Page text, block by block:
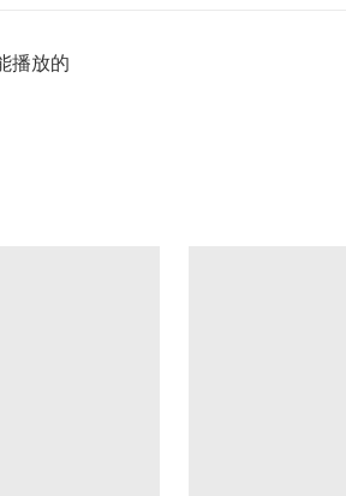
播放的